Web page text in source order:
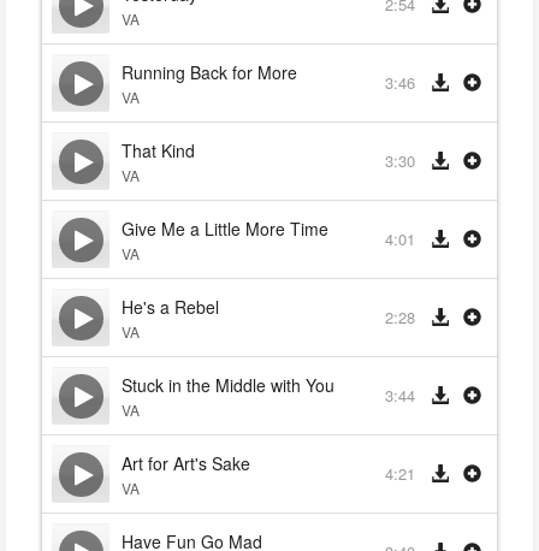
VA
Running Back for More
VA
3:46
That Kind
VA
3:30
Give Me a Little More Time
VA
4:01
He's a Rebel
VA
2:28
Stuck in the Middle with You
VA
3:44
Art for Art's Sake
VA
4:21
Have Fun Go Mad